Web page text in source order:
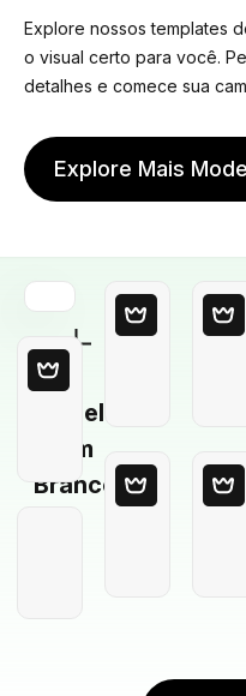
Explore nossos templates
o visual certo para você.
detalhes e comece sua
Explore Mais
Modelo
em
Branco